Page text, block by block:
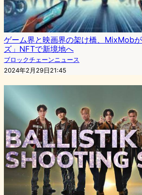
ゲーム界と映画界の架け橋、MixMob
ズ」NFTで新境地へ
ブロックチェーンニュース
2024年2月29日21:45